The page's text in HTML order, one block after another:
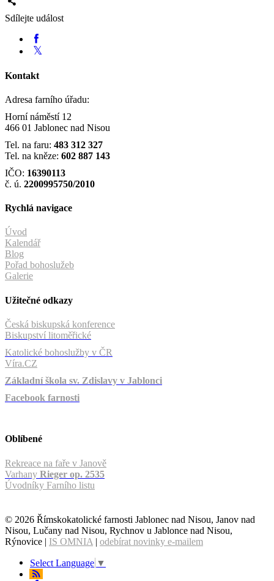
Sdílejte událost
Kontakt
Adresa farního úřadu:
Horní náměstí 12
466 01 Jablonec nad Nisou
Tel. na faru: 483 312 327
Tel. na kněze: 602 887 143
IČO: 16390113
č. ú. 2200995750/2010
Rychlá navigace
Úvod
Kalendář
Blog
Pořad bohoslužeb
Galerie
Užitečné odkazy
Česká biskupská konference
Biskupství litoměřické
Katolické bohoslužby v ČR
Víra.CZ
Základní škola sv. Zdislavy v Jablonci
Facebook farnosti
Oblíbené
Rekreace na faře v Janově
Varhany Rieger op. 2535
Úvodníky Farního listu
© 2026 Římskokatolické farnosti Jablonec nad Nisou, Janov nad
Nisou, Lučany nad Nisou, Rychnov u Jablonce nad Nisou,
Rýnovice | IS OMNIA | odebírat novinky e-mailem
Select Language ▼